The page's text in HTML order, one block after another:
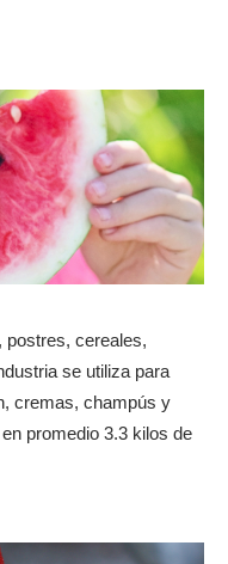
postres, cereales,
se utiliza para
cremas, champús y
promedio 3.3 kilos de